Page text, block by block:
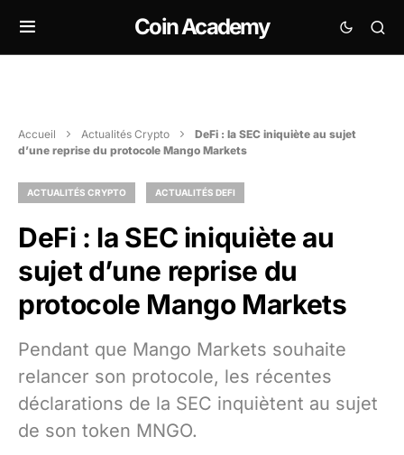
Coin Academy
Accueil Actualités Crypto
DeFi : la SEC iniquiète au sujet
d’une reprise du protocole Mango Markets
ACTUALITÉS CRYPTO ACTUALITÉS DEFI
DeFi : la SEC iniquiète au
sujet d’une reprise du
protocole Mango Markets
Pendant que Mango Markets souhaite
relancer son protocole, les récentes
déclarations de la SEC inquiètent au sujet
de son token MNGO.